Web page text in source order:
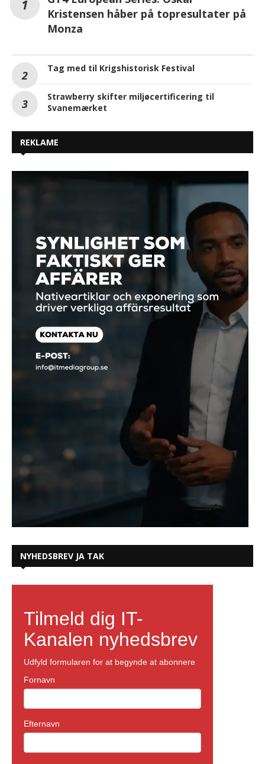
Kristensen håber på topresultater på
Monza
Tag med til Krigshistorisk Festival
Strawberry skifter miljøcertificering til
Svanemærket
REKLAME
NYHEDSBREV JA TAK